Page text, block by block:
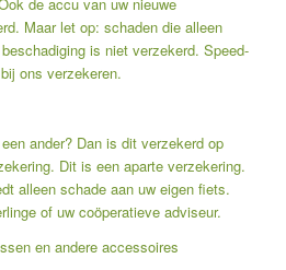
Maar let op: schaden die alleen
is niet verzekerd. Speed-
ons verzekeren.
ander? Dan is dit verzekerd op
Dit is een aparte verzekering.
alleen schade aan uw eigen fiets.
of uw coöperatieve adviseur.
en andere accessoires